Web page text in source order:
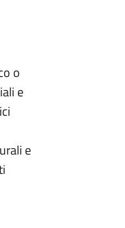
o
e
e